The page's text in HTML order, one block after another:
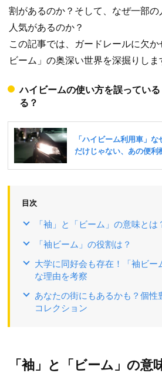
割があるのか？そして、なぜ一部
人気があるのか？
この記事では、ガードレールに欠
ビーム」の奥深い世界を深掘りしま
ハイビームの使い方を誤ってい
る？
目次
「袖」と「ビーム」の意味とは
「袖ビーム」の役割は？
大学に同好会も存在！「袖ビー
な理由を考察
あなたの街にもあるかも？個性
コレクション
「袖」と「ビーム」の意